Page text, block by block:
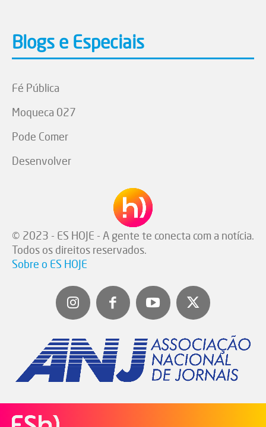
Blogs e Especiais
Fé Pública
Moqueca 027
Pode Comer
Desenvolver
© 2023 - ES HOJE - A gente te conecta com a notícia.
Todos os direitos reservados.
Sobre o ES HOJE